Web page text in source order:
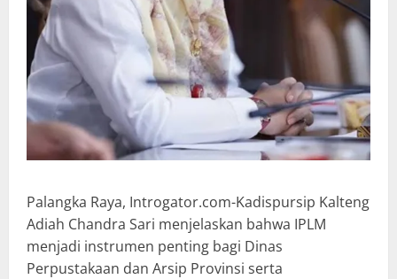
Palangka Raya, Introgator.com-Kadispursip Kalteng
Adiah Chandra Sari menjelaskan bahwa IPLM
menjadi instrumen penting bagi Dinas
Perpustakaan dan Arsip Provinsi serta